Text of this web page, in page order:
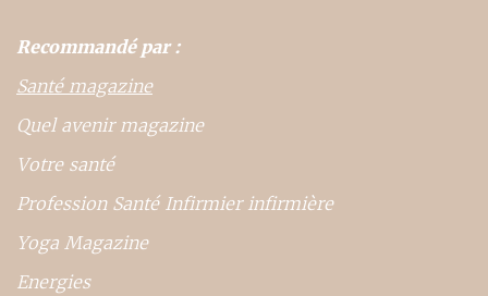
Recommandé par :
Santé magazine
Quel avenir magazine
Votre santé
Profession Santé Infirmier infirmière
Yoga Magazine
Energies